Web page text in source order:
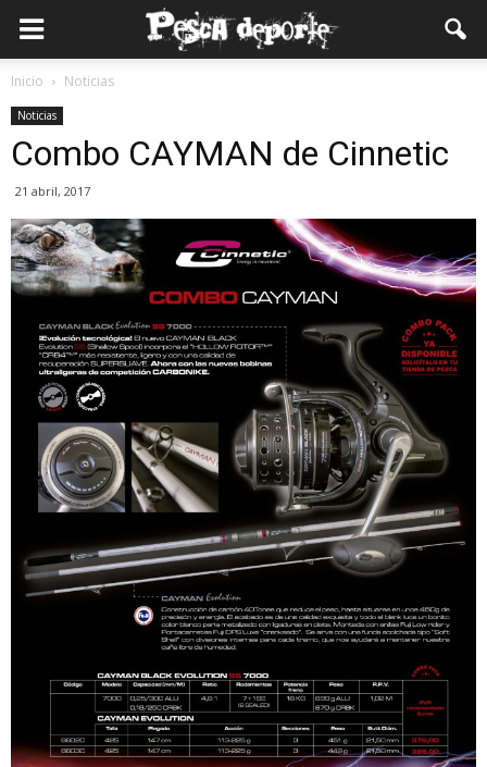
Inicio Noticias
Noticias
Combo CAYMAN de Cinnetic
21 abril, 2017